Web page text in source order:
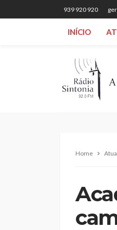
939 920 920
INÍCIO
Home